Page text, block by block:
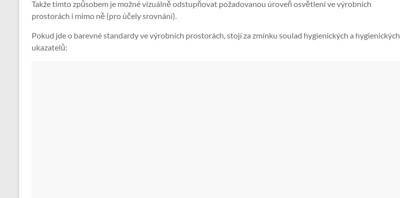
Takže tímto způsobem je možné vizuálně odstupňovat požadovanou úroveň osvětlení ve výrobních
prostorách i mimo ně (pro účely srovnání).
Pokud jde o barevné standardy ve výrobních prostorách, stojí za zmínku soulad hygienických a hygienických
ukazatelů: